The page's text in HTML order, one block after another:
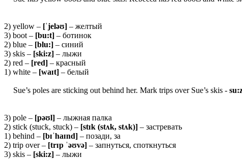
2) yellow – [ˈjeləʊ] – желтый
3) boot – [bu:t] – ботинок
2) blue – [blu:] – синий
3) skis – [ski:z] – лыжи
2) red – [red] – красный
1) white – [waɪt] – белый
Sue’s poles are sticking out behind her. Mark trips over Sue’s skis -
3) pole – [pəʊl] – лыжная палка
2) stick (stuck, stuck) – [stɪk (stʌk, stʌk)] – застревать
1) behind – [bɪˈhaɪnd] – позади, за
2) trip over – [trɪp ˈəʊvə] – запнуться, споткнуться
3) skis – [ski:z] – лыжи